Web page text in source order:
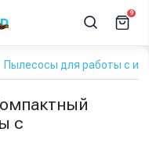
9
Пылесосы для работы с
с